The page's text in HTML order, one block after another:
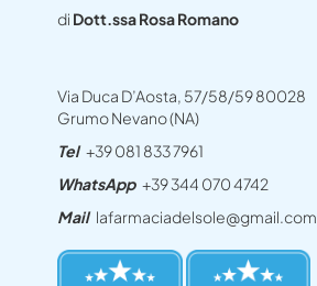
di Dott.ssa Rosa Romano
Via Duca D’Aosta, 57/58/59 80028
Grumo Nevano (NA)
Tel +39 081 833 7961
WhatsApp +39 344 070 4742
Mail lafarmaciadelsole@gmail.com